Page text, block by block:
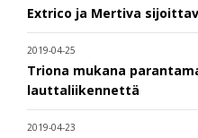
Extrico ja Mertiva
2019-04-25
Triona mukana
lauttaliikennettä
2019-04-23